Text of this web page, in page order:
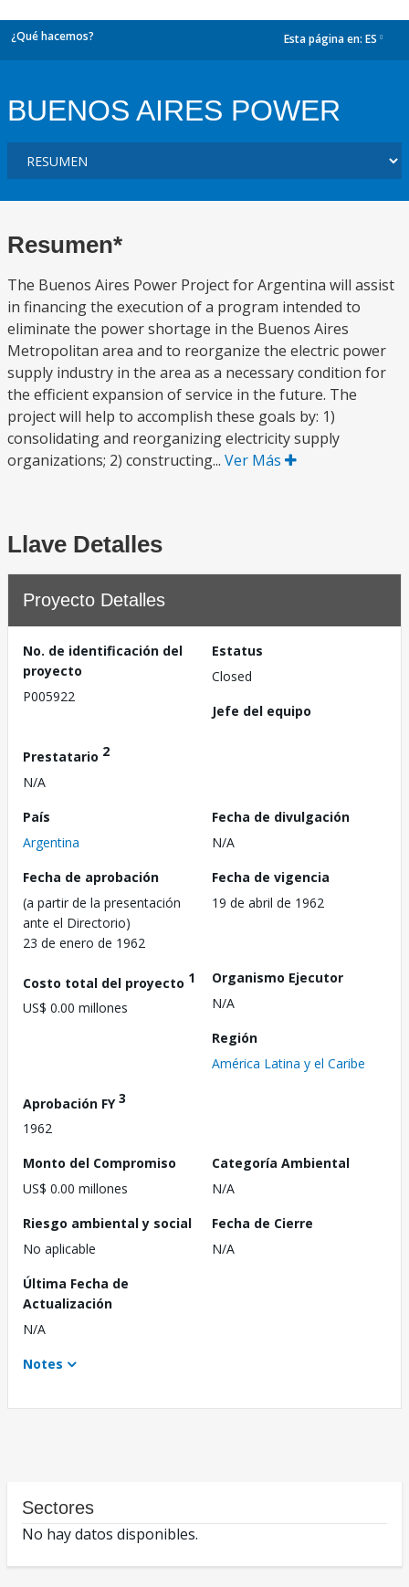
¿Qué hacemos? Esta página en: ES
BUENOS AIRES POWER
Resumen*
The Buenos Aires Power Project for Argentina will assist
in financing the execution of a program intended to
eliminate the power shortage in the Buenos Aires
Metropolitan area and to reorganize the electric power
supply industry in the area as a necessary condition for
the efficient expansion of service in the future. The
project will help to accomplish these goals by: 1)
consolidating and reorganizing electricity supply
organizations; 2) constructing... Ver Más
Llave Detalles
Proyecto Detalles
No. de identificación del
proyecto
P005922
Estatus
Closed
Jefe del equipo
Prestatario 2
N/A
País
Argentina
Fecha de divulgación
N/A
Fecha de aprobación
(a partir de la presentación
ante el Directorio)
23 de enero de 1962
Fecha de vigencia
19 de abril de 1962
Costo total del proyecto 1
US$ 0.00 millones
Organismo Ejecutor
N/A
Región
América Latina y el Caribe
Aprobación FY3
1962
Monto del Compromiso
US$ 0.00 millones
Categoría Ambiental
N/A
Riesgo ambiental y social
No aplicable
Fecha de Cierre
N/A
Última Fecha de
Actualización
N/A
Notes
Sectores
No hay datos disponibles.